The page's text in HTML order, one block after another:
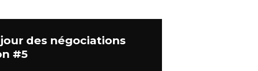
jour des négociations
#5